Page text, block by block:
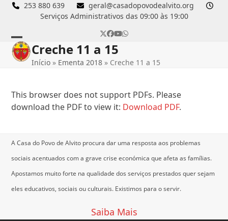
Skip
253 880 639
geral@casadopovodealvito.org
Serviços Administrativos das 09:00 às 19:00
Twitter
Facebook
YouTube
Whatsapp
Open
mobile
Close
mobile
Creche 11 a 15
Início » Ementa 2018 » Creche 11 a 15
This browser does not support PDFs. Please
download the PDF to view it: Download PDF.
A Casa do Povo de Alvito procura dar uma resposta aos problemas
sociais acentuados com a grave crise económica que afeta as famílias.
Apostamos muito forte na qualidade dos serviços prestados quer sejam
eles educativos, sociais ou culturais. Existimos para o servir.
Saiba Mais